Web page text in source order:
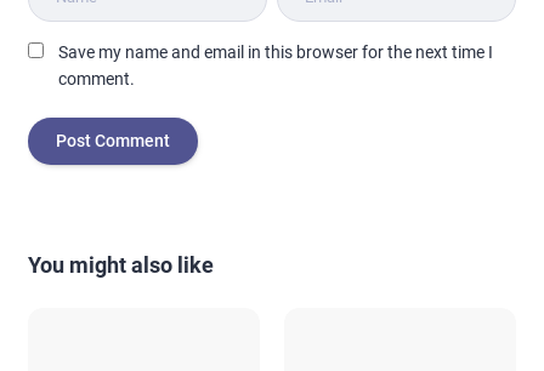
Save my name and email in this browser for the next time I
comment.
You might also like